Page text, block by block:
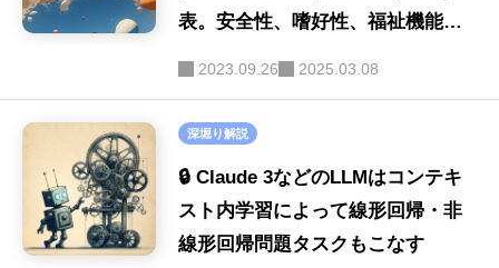
LLM-as-a-Judge
表。安全性、嗜好性、福祉機能を
2023.09.26 2025.03.08
深堀り解説
🔒 Claude 3などのLLMはコンテキ
スト内学習によって線形回帰・非
線形回帰問題タスクもこなす